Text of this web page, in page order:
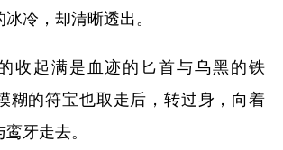
冷，却清晰透出。
收起满是血迹的匕首与乌黑的铁
糊的符宝也取走后，转过身，向着
牙走去。